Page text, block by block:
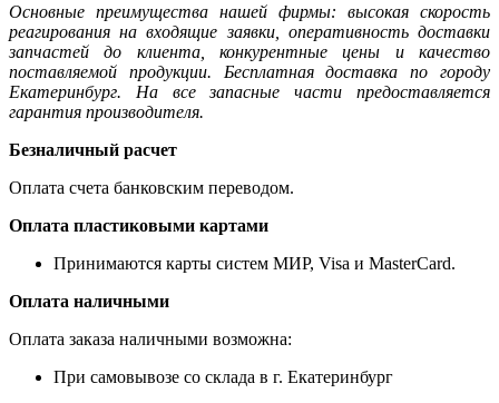
Основные преимущества нашей фирмы: высокая скорость
реагирования на входящие заявки, оперативность доставки
запчастей до клиента, конкурентные цены и качество
поставляемой продукции. Бесплатная доставка по городу
Екатеринбург. На все запасные части предоставляется
гарантия производителя.
Безналичный расчет
Оплата счета банковским переводом.
Оплата пластиковыми картами
Принимаются карты систем МИР, Visa и MasterCard.
Оплата наличными
Оплата заказа наличными возможна:
При самовывозе со склада в г. Екатеринбург